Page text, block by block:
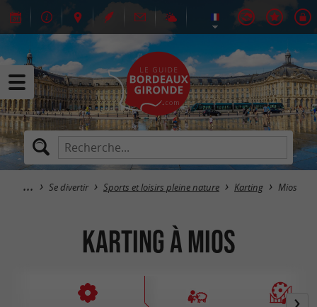
Se divertir Sports et loisirs pleine nature Karting Mios
Karting à Mios